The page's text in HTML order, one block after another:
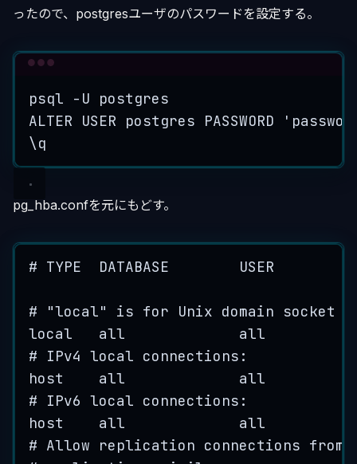
ったので、postgresユーザのパスワードを設定する。
psql -U
postgres
ALTER
USER postgres PASSWORD '
\q
pg_hba.confを元にもどす。
# TYPE  DATABASE        USER
# "local" is for Unix domain socket
local   all             all
# IPv4 local connections:
host    all             all
# IPv6 local connections:
host    all             all
# Allow replication connections